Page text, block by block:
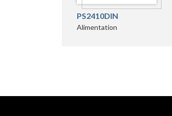
PS2410DIN
Alimentation